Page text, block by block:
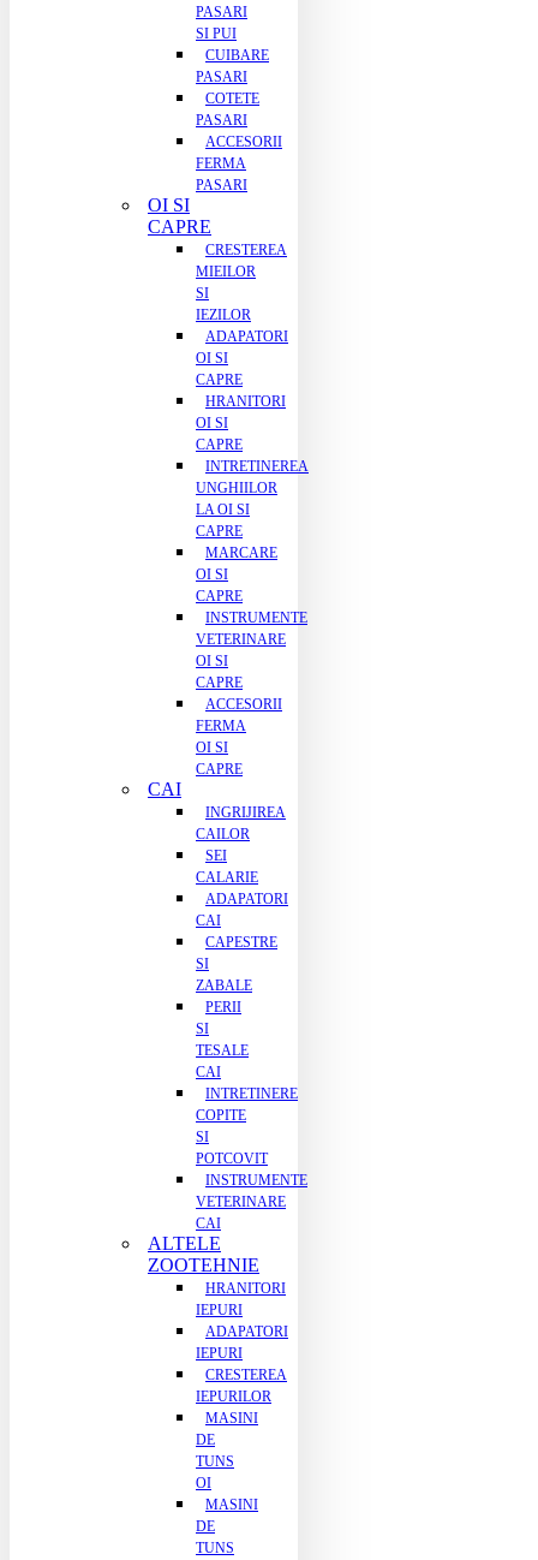
PASARI
SI PUI
CUIBARE
PASARI
COTETE
PASARI
ACCESORII
FERMA
PASARI
OI SI
CAPRE
CRESTEREA
MIEILOR
SI
IEZILOR
ADAPATORI
OI SI
CAPRE
HRANITORI
OI SI
CAPRE
INTRETINEREA
UNGHIILOR
LA OI SI
CAPRE
MARCARE
OI SI
CAPRE
INSTRUMENTE
VETERINARE
OI SI
CAPRE
ACCESORII
FERMA
OI SI
CAPRE
CAI
INGRIJIREA
CAILOR
SEI
CALARIE
ADAPATORI
CAI
CAPESTRE
SI
ZABALE
PERII
SI
TESALE
CAI
INTRETINERE
COPITE
SI
POTCOVIT
INSTRUMENTE
VETERINARE
CAI
ALTELE
ZOOTEHNIE
HRANITORI
IEPURI
ADAPATORI
IEPURI
CRESTEREA
IEPURILOR
MASINI
DE
TUNS
OI
MASINI
DE
TUNS